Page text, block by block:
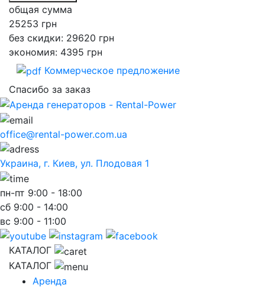
общая сумма
25253 грн
без скидки: 29620 грн
экономия: 4395 грн
Коммерческое предложение
Спасибо за заказ
office@rental-power.com.ua
Украина, г. Киев, ул. Плодовая 1
пн-пт 9:00 - 18:00
сб 9:00 - 14:00
вс 9:00 - 11:00
КАТАЛОГ
КАТАЛОГ
Аренда